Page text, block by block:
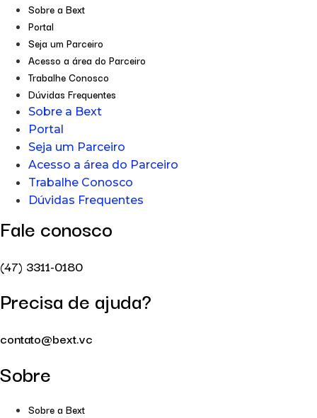
Sobre a Bext
Portal
Seja um Parceiro
Acesso a área do Parceiro
Trabalhe Conosco
Dúvidas Frequentes
Sobre a Bext
Portal
Seja um Parceiro
Acesso a área do Parceiro
Trabalhe Conosco
Dúvidas Frequentes
Fale conosco
(47) 3311-0180
Precisa de ajuda?
contato@bext.vc
Sobre
Sobre a Bext